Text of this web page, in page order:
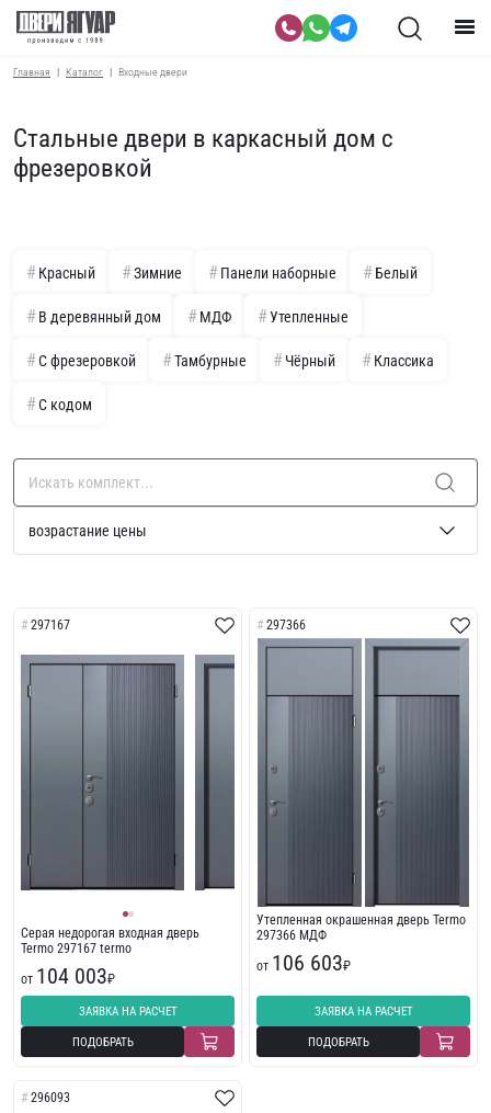
Главная Каталог Входные двери
Стальные двери в каркасный дом с
фрезеровкой
Красный Зимние Панели наборные Белый
В деревянный дом МДФ Утепленные
С фрезеровкой Тамбурные Чёрный Классика
С кодом
297167
Серая недорогая входная дверь
Termo 297167 termo
от 104 003₽
ЗАЯВКА НА РАСЧЕТ
ПОДОБРАТЬ
297366
Утепленная окрашенная дверь Termo
297366 МДФ
от 106 603₽
ЗАЯВКА НА РАСЧЕТ
ПОДОБРАТЬ
296093